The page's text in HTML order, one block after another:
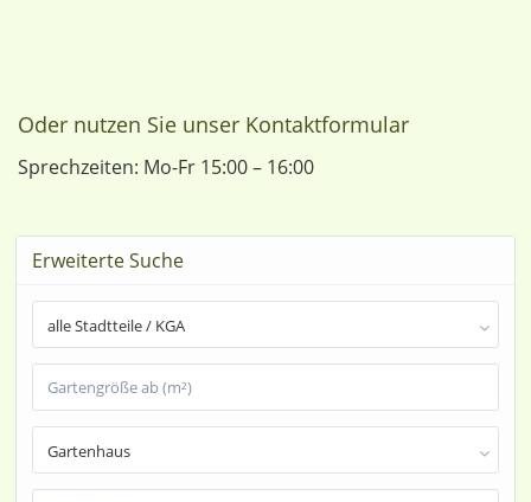
Oder nutzen Sie unser Kontaktformular
Sprechzeiten: Mo-Fr 15:00 – 16:00
Erweiterte Suche
alle Stadtteile / KGA
Gartenhaus